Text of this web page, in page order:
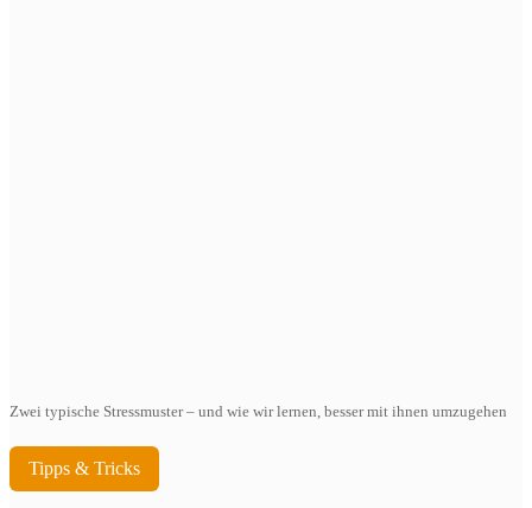
Zwei typische Stressmuster – und wie wir lernen, besser mit ihnen umzugehen
Tipps & Tricks